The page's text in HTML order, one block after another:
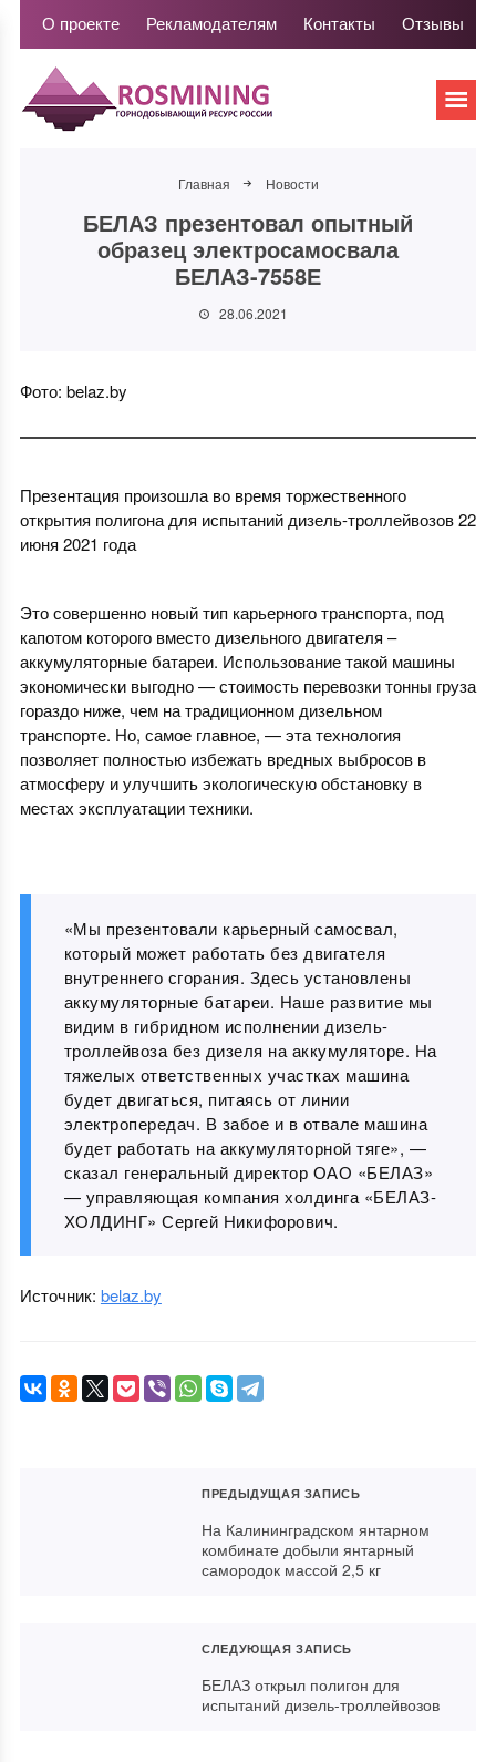
О проекте Рекламодателям Контакты Отзывы
Главная Новости
БЕЛАЗ презентовал опытный
образец электросамосвала
БЕЛАЗ-7558Е
28.06.2021
Фото: belaz.by
Презентация произошла во время торжественного
открытия полигона для испытаний дизель-троллейвозов 22
июня 2021 года
Это совершенно новый тип карьерного транспорта, под
капотом которого вместо дизельного двигателя –
аккумуляторные батареи. Использование такой машины
экономически выгодно — стоимость перевозки тонны груза
гораздо ниже, чем на традиционном дизельном
транспорте. Но, самое главное, — эта технология
позволяет полностью избежать вредных выбросов в
атмосферу и улучшить экологическую обстановку в
местах эксплуатации техники.
«Мы презентовали карьерный самосвал,
который может работать без двигателя
внутреннего сгорания. Здесь установлены
аккумуляторные батареи. Наше развитие мы
видим в гибридном исполнении дизель-
троллейвоза без дизеля на аккумуляторе. На
тяжелых ответственных участках машина
будет двигаться, питаясь от линии
электропередач. В забое и в отвале машина
будет работать на аккумуляторной тяге», —
сказал генеральный директор ОАО «БЕЛАЗ»
— управляющая компания холдинга «БЕЛАЗ-
ХОЛДИНГ» Сергей Никифорович.
Источник: belaz.by
ПРЕДЫДУЩАЯ ЗАПИСЬ
На Калининградском янтарном
комбинате добыли янтарный
самородок массой 2,5 кг
СЛЕДУЮЩАЯ ЗАПИСЬ
БЕЛАЗ открыл полигон для
испытаний дизель-троллейвозов